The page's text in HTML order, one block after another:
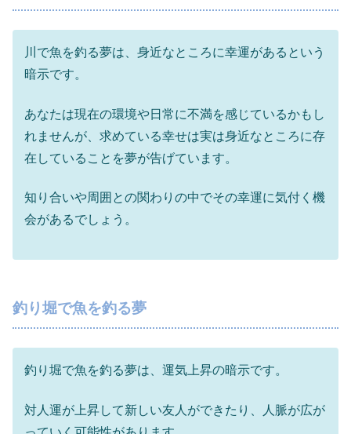
川で魚を釣る夢は、身近なところに幸運があるという
暗示です。
あなたは現在の環境や日常に不満を感じているかもし
れませんが、求めている幸せは実は身近なところに存
在していることを夢が告げています。
知り合いや周囲との関わりの中でその幸運に気付く機
会があるでしょう。
釣り堀で魚を釣る夢
釣り堀で魚を釣る夢は、運気上昇の暗示です。
対人運が上昇して新しい友人ができたり、人脈が広が